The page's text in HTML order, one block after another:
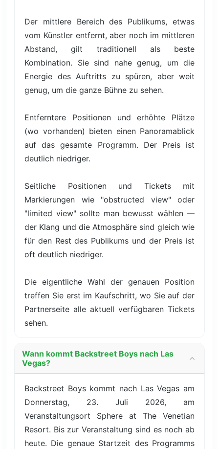
Der mittlere Bereich des Publikums, etwas
vom Künstler entfernt, aber noch im mittleren
Abstand, gilt traditionell als beste
Kombination. Sie sind nahe genug, um die
Energie des Auftritts zu spüren, aber weit
genug, um die ganze Bühne zu sehen.
Entferntere Positionen und erhöhte Plätze
(wo vorhanden) bieten einen Panoramablick
auf das gesamte Programm. Der Preis ist
deutlich niedriger.
Seitliche Positionen und Tickets mit
Markierungen wie "obstructed view" oder
"limited view" sollte man bewusst wählen —
der Klang und die Atmosphäre sind gleich wie
für den Rest des Publikums und der Preis ist
oft deutlich niedriger.
Die eigentliche Wahl der genauen Position
treffen Sie erst im Kaufschritt, wo Sie auf der
Partnerseite alle aktuell verfügbaren Tickets
sehen.
Wann kommt Backstreet Boys nach Las
Vegas?
Backstreet Boys kommt nach Las Vegas am
Donnerstag, 23. Juli 2026, am
Veranstaltungsort Sphere at The Venetian
Resort. Bis zur Veranstaltung sind es noch ab
heute. Die genaue Startzeit des Programms